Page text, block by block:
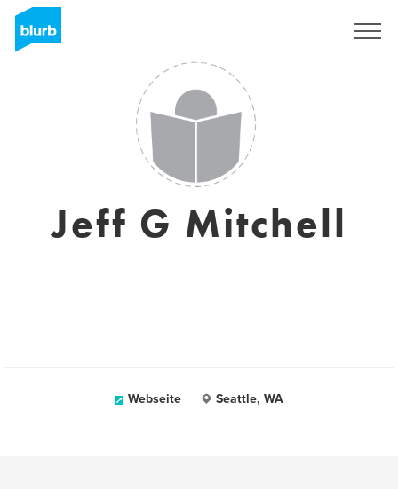
Jeff G Mitchell
Webseite Seattle, WA